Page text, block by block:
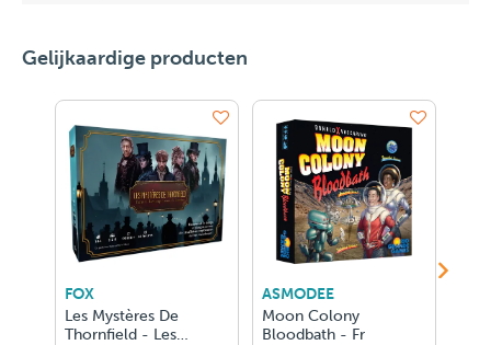
Gelijkaardige producten
FOX
Les Mystères De
Thornfield - Les
ASMODEE
Moon Colony
Bloodbath - Fr